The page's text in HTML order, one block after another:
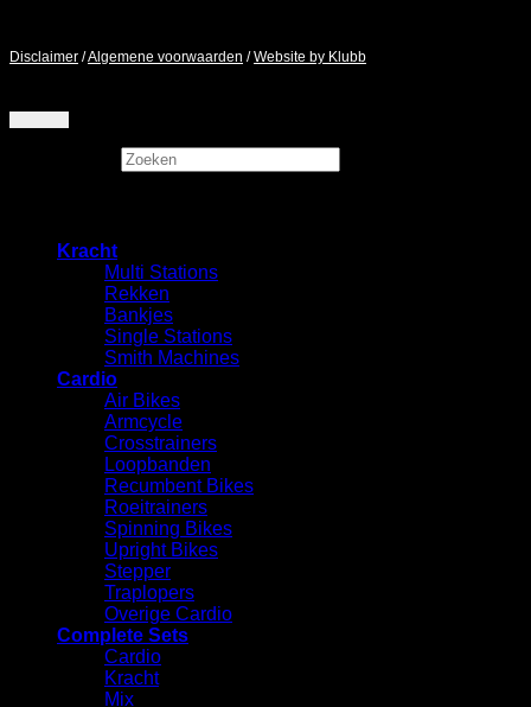
Disclaimer /Algemene voorwaarden /Website by Klubb
Kracht
Multi Stations
Rekken
⁠Bankjes
Single Stations
Smith Machines
Cardio
Air Bikes
Armcycle
Crosstrainers
Loopbanden
Recumbent Bikes
Roeitrainers
Spinning Bikes
Upright Bikes
Stepper
Traplopers
Overige Cardio
Complete Sets
Cardio
⁠Kracht
Mix